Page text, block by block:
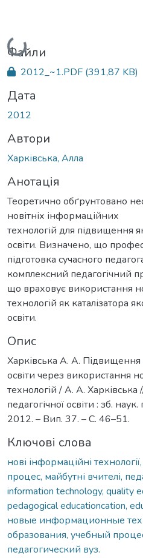
Вантажиться...
Файли
2012_~1.PDF (391,87 KB)
Дата
2012
Автори
Харківська, Алла
Анотація
Теоретично обґрунтовано
новітніх інформаційних
технологій для підвищення
освіти. Визначено, що
підготовка сучасного
комплексний педагогічний
що враховує використання
технологій як каталізатора
освіти.
Опис
Харківська А. А. Підвищення
освіти через використання
технологій / А. А.
педагогічної освіти : зб.
2012. – Вип. 37. – С. 46–51.
Ключові слова
нові інформаційні
процес, майбутні вчителі,
information technology, quality
pedagogical educationcation,
новые информационные
образования, учебный
педагогический вуз.